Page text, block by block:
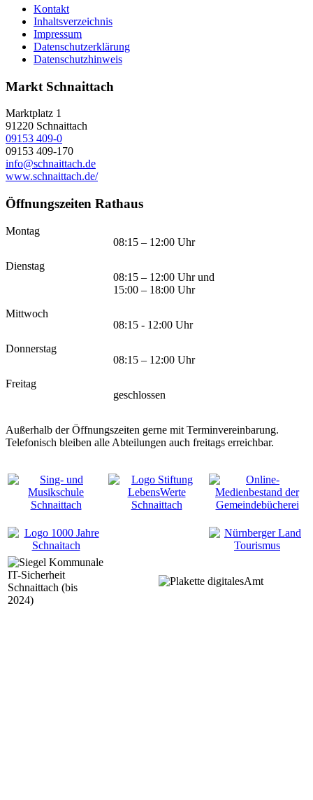
Kontakt
Inhaltsverzeichnis
Impressum
Datenschutzerklärung
Datenschutzhinweis
Markt Schnaittach
Marktplatz 1
91220 Schnaittach
09153 409-0
09153 409-170
info@schnaittach.de
www.schnaittach.de/
Öffnungszeiten Rathaus
Montag
08:15 – 12:00 Uhr
Dienstag
08:15 – 12:00 Uhr und
15:00 – 18:00 Uhr
Mittwoch
08:15 - 12:00 Uhr
Donnerstag
08:15 – 12:00 Uhr
Freitag
geschlossen
Außerhalb der Öffnungszeiten gerne mit Terminvereinbarung.
Telefonisch bleiben alle Abteilungen auch freitags erreichbar.